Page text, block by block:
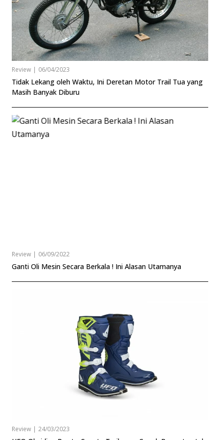
Review | 06/04/2023
Tidak Lekang oleh Waktu, Ini Deretan Motor Trail Tua yang
Masih Banyak Diburu
Review | 06/09/2022
Ganti Oli Mesin Secara Berkala ! Ini Alasan Utamanya
Review | 24/03/2023